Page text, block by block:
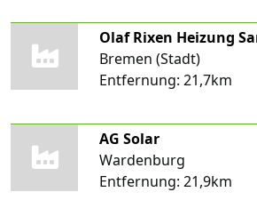
Olaf Rixen Heizung
Bremen (Stadt)
Entfernung: 21,7km
AG Solar
Wardenburg
Entfernung: 21,9km